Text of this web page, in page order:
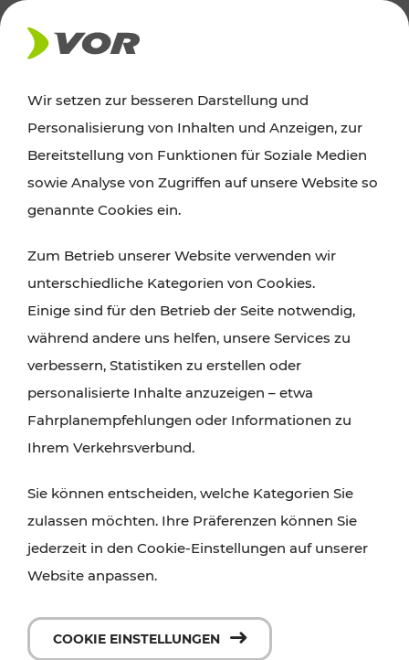
AKTUELLES
News
Alle wichtigen Meldungen zu Fahrplanänderungen,
finden Sie hier im Überblick.
Wir setzen zur besseren Darstellung und
Personalisierung von Inhalten und Anzeigen, zur
Bereitstellung von Funktionen für Soziale Medien
sowie Analyse von Zugriffen auf unsere Website so
genannte Cookies ein.
Zum Betrieb unserer Website verwenden wir
unterschiedliche Kategorien von Cookies.
Einige sind für den Betrieb der Seite notwendig,
während andere uns helfen, unsere Services zu
verbessern, Statistiken zu erstellen oder
personalisierte Inhalte anzuzeigen – etwa
Fahrplanempfehlungen oder Informationen zu
Ihrem Verkehrsverbund.
Sie können entscheiden, welche Kategorien Sie
zulassen möchten. Ihre Präferenzen können Sie
jederzeit in den Cookie-Einstellungen auf unserer
Website anpassen.
COOKIE EINSTELLUNGEN